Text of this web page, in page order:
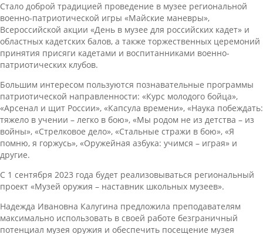
Стало доброй традицией проведение в музее региональной
военно-патриотической игры «Майские маневры»,
Всероссийской акции «День в музее для российских кадет» и
областных кадетских балов, а также торжественных церемоний
принятия присяги кадетами и воспитанниками военно-
патриотических клубов.
Большим интересом пользуются познавательные программы
патриотической направленности: «Курс молодого бойца»,
«Арсенал и щит России», «Капсула времени», «Наука побеждать:
тяжело в учении – легко в бою», «Мы родом не из детства – из
войны», «Стрелковое дело», «Стальные стражи в бою», «Я
помню, я горжусь», «Оружейная азбука: учимся – играя» и
другие.
С 1 сентября 2023 года будет реализовываться региональный
проект «Музей оружия – наставник школьных музеев».
Надежда Ивановна Калугина предложила преподавателям
максимально использовать в своей работе безграничный
потенциал музея оружия и обеспечить посещение музея